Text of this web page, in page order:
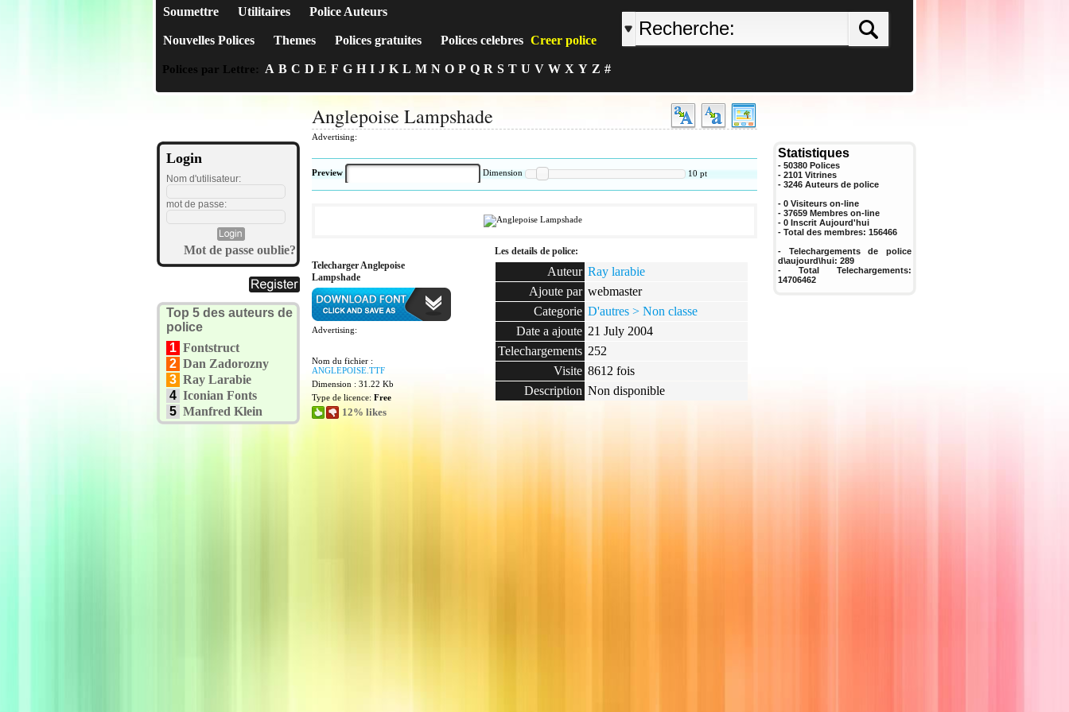
Soumettre Utilitaires Police Auteurs
Nouvelles Polices Themes Polices gratuites Polices celebres Creer police
Polices par Lettre: A B C D E F G H I J K L M N O P Q R S T U V W X Y Z #
Login
Nom d'utilisateur:
mot de passe:
Mot de passe oublie?
Top 5 des auteurs de
police
1 Fontstruct
2 Dan Zadorozny
3 Ray Larabie
4 Iconian Fonts
5 Manfred Klein
Anglepoise Lampshade
Advertising:
Preview Dimension 10 pt
Telecharger Anglepoise
Lampshade
Advertising:
Nom du fichier :
ANGLEPOISE.TTF
Dimension : 31.22 Kb
Type de licence: Free
12% likes
Les details de police:
Auteur Ray larabie
Ajoute par webmaster
Categorie D'autres > Non classe
Date a ajoute 21 July 2004
Telechargements 252
Visite 8612 fois
Description Non disponible
Statistiques
- 50380 Polices
- 2101 Vitrines
- 3246 Auteurs de police
- 0 Visiteurs on-line
- 37659 Membres on-line
- 0 Inscrit Aujourd'hui
- Total des membres: 156466
- Telechargements de police
d\aujourd\hui: 289
- Total Telechargements:
14706462